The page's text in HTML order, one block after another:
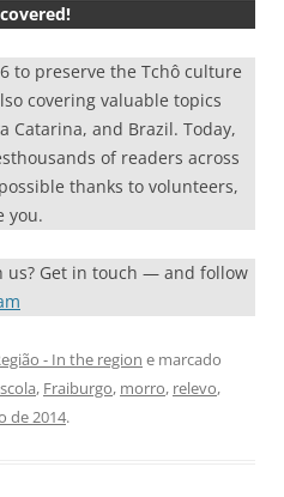
to preserve the Tchô culture
covering valuable topics
Catarina, and Brazil. Today,
of readers across
thanks to volunteers,
you.
us? Get in touch — and follow
- In the region e marcado
, Fraiburgo, morro, relevo,
de 2014.